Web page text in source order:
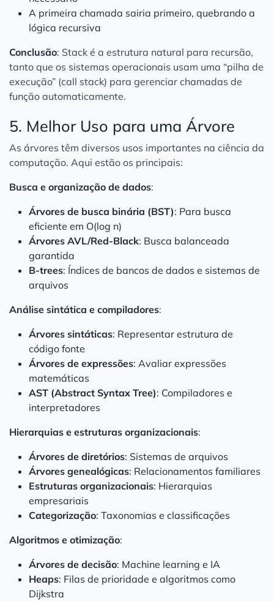
A primeira chamada sairia primeiro, quebrando a
lógica recursiva
Conclusão: Stack é a estrutura natural para recursão,
tanto que os sistemas operacionais usam uma “pilha de
execução” (call stack) para gerenciar chamadas de
função automaticamente.
5. Melhor Uso para uma Árvore
As árvores têm diversos usos importantes na ciência da
computação. Aqui estão os principais:
Busca e organização de dados:
Árvores de busca binária (BST): Para busca
eficiente em O(log n)
Árvores AVL/Red-Black: Busca balanceada
garantida
B-trees: Índices de bancos de dados e sistemas de
arquivos
Análise sintática e compiladores:
Árvores sintáticas: Representar estrutura de
código fonte
Árvores de expressões: Avaliar expressões
matemáticas
AST (Abstract Syntax Tree): Compiladores e
interpretadores
Hierarquias e estruturas organizacionais:
Árvores de diretórios: Sistemas de arquivos
Árvores genealógicas: Relacionamentos familiares
Estruturas organizacionais: Hierarquias
empresariais
Categorização: Taxonomias e classificações
Algoritmos e otimização:
Árvores de decisão: Machine learning e IA
Heaps: Filas de prioridade e algoritmos como
Dijkstra